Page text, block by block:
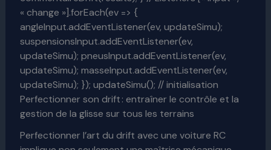
« change »].forEach(ev => {
angleInput.addEventListener(ev, updateSimu);
suspensionsInput.addEventListener(ev,
updateSimu); pneusInput.addEventListener(ev,
updateSimu); masseInput.addEventListener(ev,
updateSimu); }); updateSimu(); // initialisation
Perfectionner son drift : entraîner le contrôle et la
gestion de la glisse sur tous les terrains
Perfectionner l’art du drift avec une voiture RC